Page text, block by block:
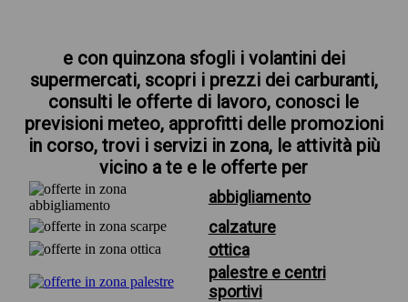
e con quinzona sfogli i volantini dei
supermercati, scopri i prezzi dei carburanti,
consulti le offerte di lavoro, conosci le
previsioni meteo, approfitti delle promozioni
in corso, trovi i servizi in zona, le attività più
vicino a te e le offerte per
abbigliamento
calzature
ottica
palestre e centri
sportivi